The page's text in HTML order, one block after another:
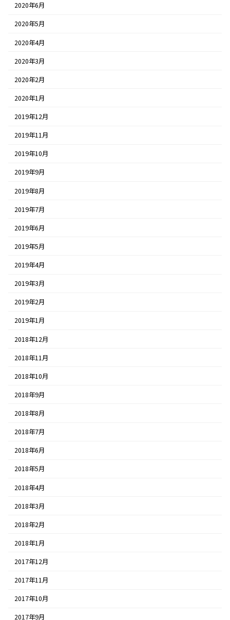
2020年6月
2020年5月
2020年4月
2020年3月
2020年2月
2020年1月
2019年12月
2019年11月
2019年10月
2019年9月
2019年8月
2019年7月
2019年6月
2019年5月
2019年4月
2019年3月
2019年2月
2019年1月
2018年12月
2018年11月
2018年10月
2018年9月
2018年8月
2018年7月
2018年6月
2018年5月
2018年4月
2018年3月
2018年2月
2018年1月
2017年12月
2017年11月
2017年10月
2017年9月